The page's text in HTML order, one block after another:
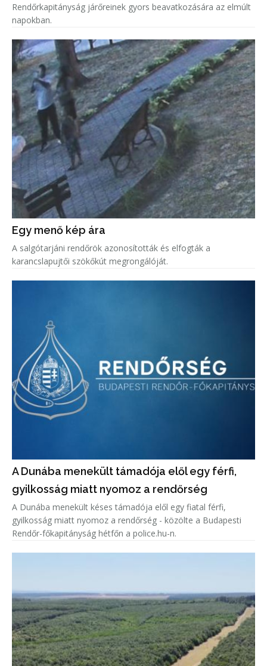
Rendőrkapitányság járőreinek gyors beavatkozására az elmúlt
napokban.
Egy menő kép ára
A salgótarjáni rendőrök azonosították és elfogták a
karancslapujtői szökőkút megrongálóját.
A Dunába menekült támadója elől egy férfi,
gyilkosság miatt nyomoz a rendőrség
A Dunába menekült késes támadója elől egy fiatal férfi,
gyilkosság miatt nyomoz a rendőrség - közölte a Budapesti
Rendőr-főkapitányság hétfőn a police.hu-n.